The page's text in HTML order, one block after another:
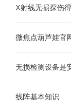
X射线无损探伤
微焦点葫芦娃官
无损检测设备是
线阵基本知识